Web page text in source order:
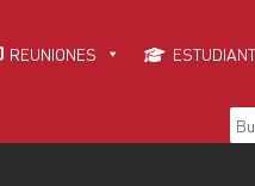
REUNIONES